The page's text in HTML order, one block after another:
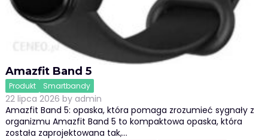
Amazfit Band 5
Produkt Smartbandy
22 lipca 2026 by admin
Amazfit Band 5: opaska, która pomaga zrozumieć sygnały z
organizmu Amazfit Band 5 to kompaktowa opaska, która
została zaprojektowana tak,…